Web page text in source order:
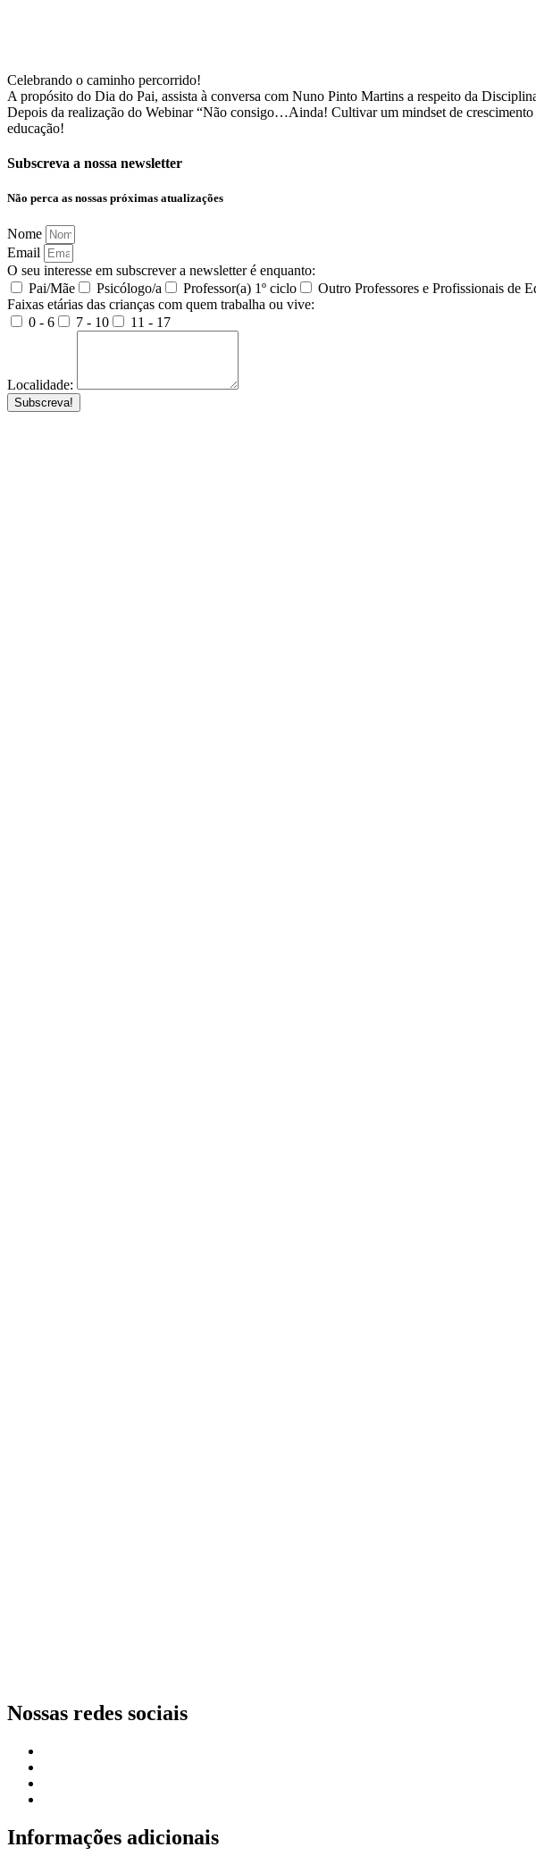
Celebrando o caminho percorrido!
A propósito do Dia do Pai, assista à conversa com Nuno Pinto Martins a respeito da
Depois da realização do Webinar “Não consigo…Ainda! Cultivar um mindset de
educação!
Subscreva a nossa newsletter
Não perca as nossas próximas atualizações
Nome
Email
O seu interesse em subscrever a newsletter é enquanto:
Pai/Mãe
Psicólogo/a Professor(a) 1º ciclo
Outro Professores e Profissionais de
Faixas etárias das crianças com quem trabalha ou vive:
0 - 6
7 - 10 11 - 17
Localidade:
Subscreva!
Nossas redes sociais
Informações adicionais